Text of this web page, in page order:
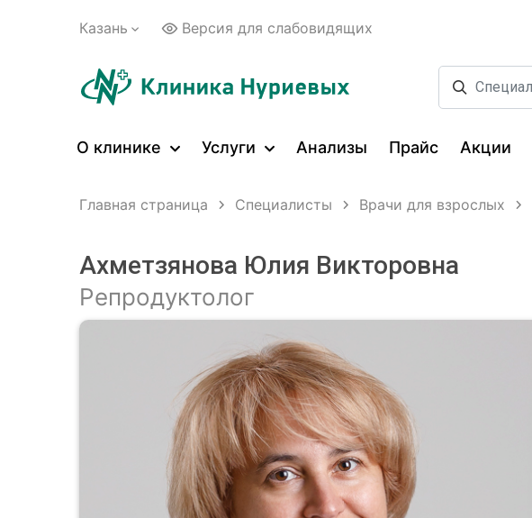
Казань Версия для слабовидящих
О клинике Услуги Анализы Прайс Акции
Главная страница Специалисты Врачи для взрослых
Ахметзянова Юлия Викторовна
Репродуктолог